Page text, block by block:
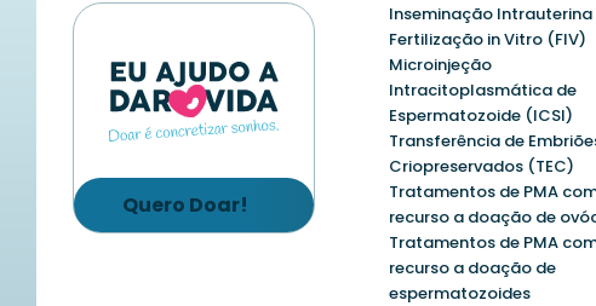
Quero Doar!
Inseminação Intrauterina
Fertilização in Vitro (FIV)
Microinjeção
Intracitoplasmática de
Espermatozoide (ICSI)
Transferência de
Criopreservados (TEC)
Tratamentos de PMA
recurso a doação de
Tratamentos de PMA
recurso a doação de
espermatozoides